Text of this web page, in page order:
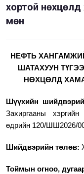
хортой
мөн
НЕФТЬ
ШАТАХУУН
НӨХЦӨЛД
Шүүхийн
Захиргааны
өдрийн 120/ШШ2026/
Шийдвэрийн төлөв:
Тоймын огноо,